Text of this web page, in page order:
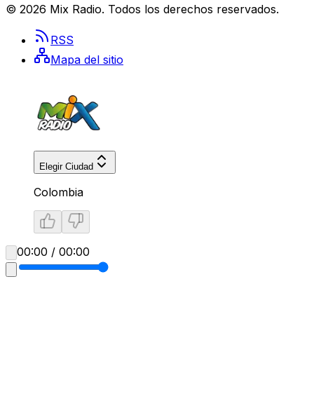
© 2026 Mix Radio. Todos los derechos reservados.
RSS
Mapa del sitio
Elegir Ciudad
Colombia
00:00 / 00:00